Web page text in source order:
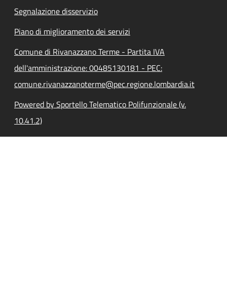
Segnalazione disservizio
Piano di miglioramento dei servizi
Comune di Rivanazzano Terme - Partita IVA
dell'amministrazione: 00485130181 - PEC:
comune.rivanazzanoterme@pec.regione.lombardia.it
Powered by Sportello Telematico Polifunzionale (v.
10.41.2)